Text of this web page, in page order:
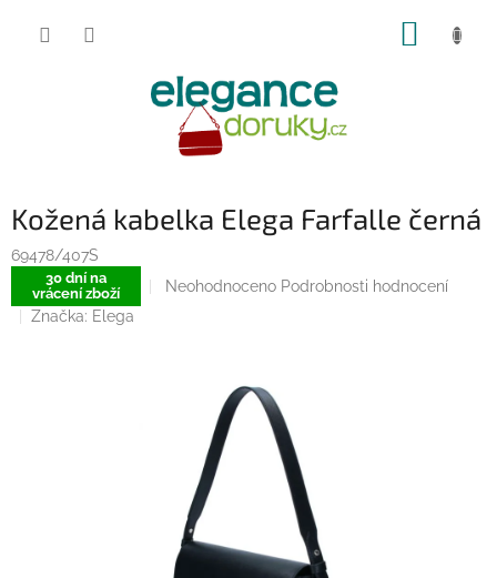
Kožená kabelka Elega Farfalle černá
69478/407S
30 dní na
vrácení zboží
Průměrné
hvězdiček.
Neohodnoceno Podrobnosti hodnocení
Značka: Elega